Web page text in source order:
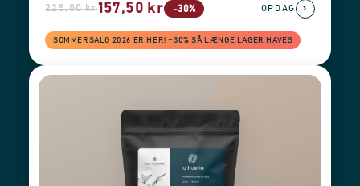
225,00 kr157,50 kr -30%
SOMMERSALG 2026 ER HER! −30% SÅ LÆNGE LAGER HAVES
OPDAG ›